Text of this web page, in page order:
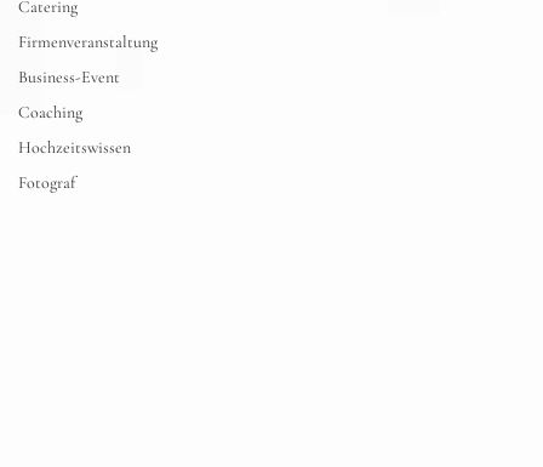
Catering
Firmenveranstaltung
Business-Event
Coaching
Hochzeitswissen
Fotograf